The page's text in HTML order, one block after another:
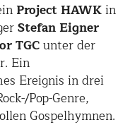
Project HAWKin
Stefan Eigner
TGCunter der
Ein
Ereignis in drei
Pop-Genre,
Gospelhymnen.